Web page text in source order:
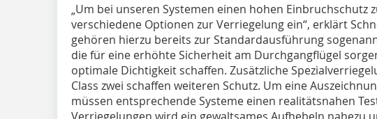
„Um bei unseren Systemen einen hohen Einbruchschutz
verschiedene Optionen zur Verriegelung ein“, erklärt
gehören hierzu bereits zur Standardausführung
die für eine erhöhte Sicherheit am Durchgangflügel
optimale Dichtigkeit schaffen. Zusätzliche
Class zwei schaffen weiteren Schutz. Um eine
müssen entsprechende Systeme einen realitätsnahen